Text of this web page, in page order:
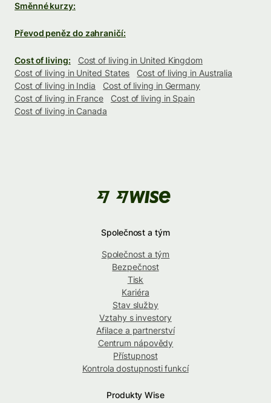
Směnné kurzy:
Převod peněz do zahraničí:
Cost of living:
Cost of living in United Kingdom
Cost of living in United States
Cost of living in Australia
Cost of living in India
Cost of living in Germany
Cost of living in France
Cost of living in Spain
Cost of living in Canada
Společnost a tým
Společnost a tým
Bezpečnost
Tisk
Kariéra
Stav služby
Vztahy s investory
Afilace a partnerství
Centrum nápovědy
Přístupnost
Kontrola dostupnosti funkcí
Produkty Wise